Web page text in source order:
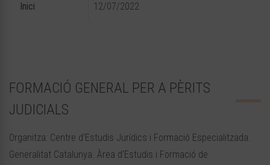
Inici 12/07/2022
FORMACIÓ GENERAL PER A PÈRITS
JUDICIALS
Organitza: Centre d’Estudis Jurídics i Formació Especialitzada.
Generalitat Catalunya. Àrea d’Estudis i Formació de